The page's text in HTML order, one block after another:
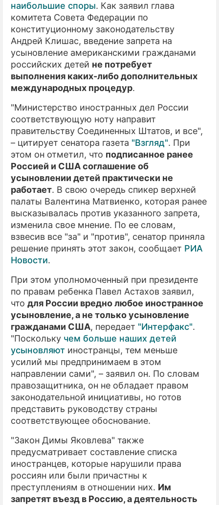
наибольшие споры. Как заявил глава
комитета Совета Федерации по
конституционному законодательству
Андрей Клишас, введение запрета на
усыновление американскими гражданами
российских детей не потребует
выполнения каких-либо дополнительных
международных процедур.
"Министерство иностранных дел России
соответствующую ноту направит
правительству Соединенных Штатов, и все",
– цитирует сенатора газета "Взгляд". При
этом он отметил, что подписанное ранее
Россией и США соглашение об
усыновлении детей практически не
работает. В свою очередь спикер верхней
палаты Валентина Матвиенко, которая ранее
высказывалась против указанного запрета,
изменила свое мнение. По ее словам,
взвесив все "за" и "против", сенатор приняла
решение принять этот закон, сообщает РИА
Новости.
При этом уполномоченный при президенте
по правам ребенка Павел Астахов заявил,
что для России вредно любое иностранное
усыновление, а не только усыновление
гражданами США, передает "Интерфакс".
"Поскольку чем больше наших детей
усыновляют иностранцы, тем меньше
усилий мы предпринимаем в этом
направлении сами", – заявил он. По словам
правозащитника, он не обладает правом
законодательной инициативы, но готов
представить руководству страны
соответствующее обоснование.
"Закон Димы Яковлева" также
предусматривает составление списка
иностранцев, которые нарушили права
россиян или были причастны к
преступлениям в отношении них. Им
запретят въезд в Россию, а деятельность